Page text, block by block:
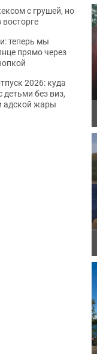
с грушей, но
восторге
теперь мы
прямо через
2026: куда
детьми без виз,
адской жары